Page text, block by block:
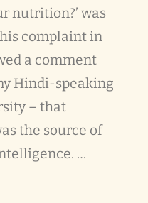
nutrition?’ was
complaint in
a comment
Hindi-speaking
– that
the source of
…